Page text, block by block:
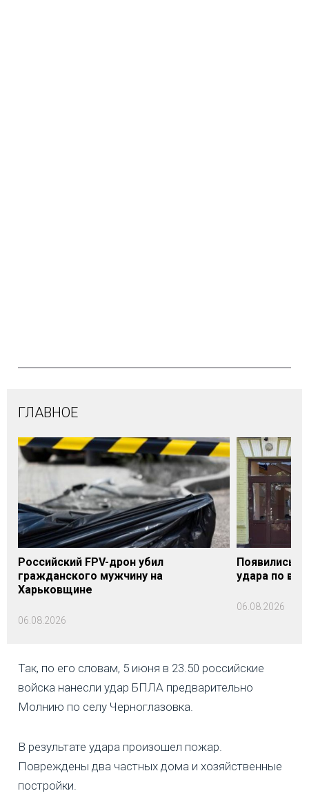
ГЛАВНОЕ
Российский FPV-дрон убил
гражданского мужчину на
Харьковщине
06.08.2026
Появились
удара по
06.08.2026
Так, по его словам, 5 июня в 23.50 российские
войска нанесли удар БПЛА предварительно
Молнию по селу Черноглазовка.
В результате удара произошел пожар.
Повреждены два частных дома и хозяйственные
постройки.